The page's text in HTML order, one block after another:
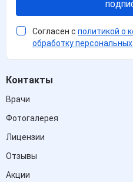
Согласен с политикой о
обработку
Контакты
Врачи
Фотогалерея
Лицензии
Отзывы
Акции